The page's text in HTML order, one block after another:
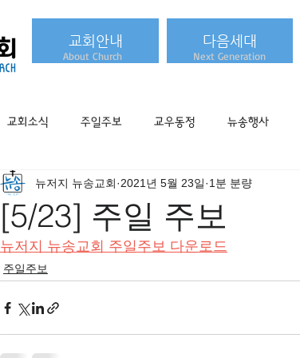
교회안내 다음세대
About Church Next Generation
교회소식 주일주보 교우동정 뉴송행사
[5/23] 주일 주보
뉴저지 뉴송교회 2021년 5월 23일 1분 분량
뉴저지 뉴송교회 주일주보 다운로드
주일주보